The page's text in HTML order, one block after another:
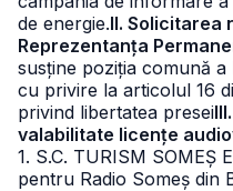
de energie.II. Solicitarea
Reprezentanța
susține poziția comună a
cu privire la articolul 16
privind libertatea presei
valabilitate licențe
1. S.C. TURISM SOMEȘ
pentru Radio Someș din